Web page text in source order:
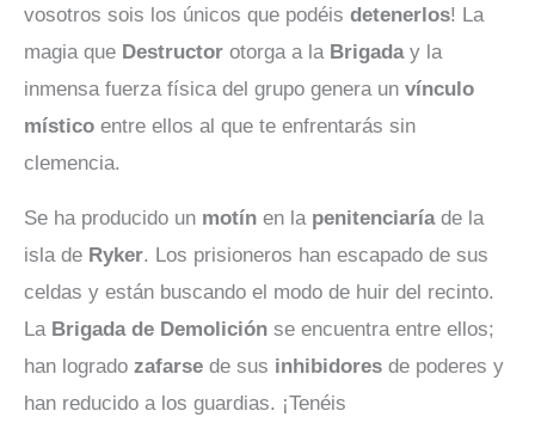
vosotros sois los únicos que podéis detenerlos! La
magia que Destructor otorga a la Brigada y la
inmensa fuerza física del grupo genera un vínculo
místico entre ellos al que te enfrentarás sin
clemencia.
Se ha producido un motín en la penitenciaríade la
isla de Ryker. Los prisioneros han escapado de sus
celdas y están buscando el modo de huir del recinto.
La Brigada de Demolición se encuentra entre ellos;
han logrado zafarse de sus inhibidores de poderes y
han reducido a los guardias. ¡Tenéis